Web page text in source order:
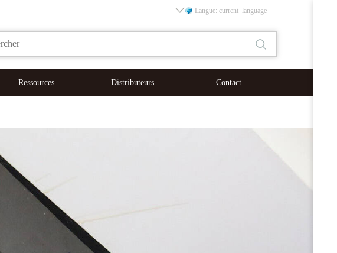
Langue: current_language
Ressources Distributeurs Contact